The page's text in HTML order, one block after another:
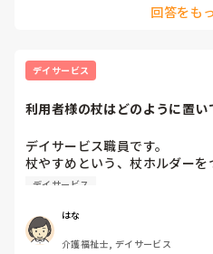
回答をも
デイサービス
利用者様の杖はどのように置い
デイサービス職員です。
杖やすめという、杖ホルダー
細くてすぐ落ちてしまうので
利用者様の使っている杖はどの
デイサービス
はな
介護福祉士, デイサービス